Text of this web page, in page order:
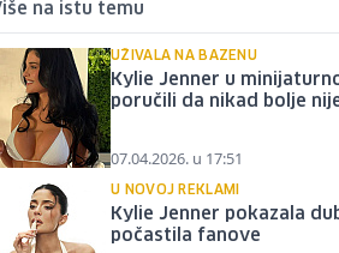
na istu temu
UŽIVALA NA BAZENU
Kylie Jenner u
poručili da nikad bolje
07.04.2026. u 17:51
U NOVOJ REKLAMI
Kylie Jenner pokazala
počastila fanove